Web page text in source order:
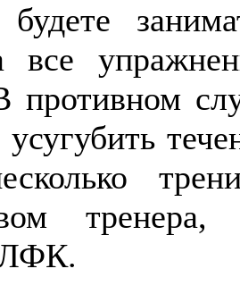
будете
все
противном
ЛФК.